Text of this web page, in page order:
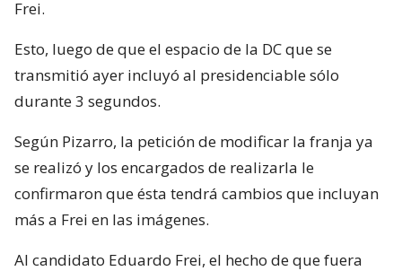
Frei.
Esto, luego de que el espacio de la DC que se
transmitió ayer incluyó al presidenciable sólo
durante 3 segundos.
Según Pizarro, la petición de modificar la franja ya
se realizó y los encargados de realizarla le
confirmaron que ésta tendrá cambios que incluyan
más a Frei en las imágenes.
Al candidato Eduardo Frei, el hecho de que fuera